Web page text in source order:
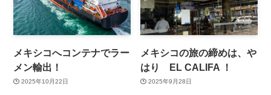
メキシコへコンテナでラー
メン輸出！
2025年10月22日
メキシコの旅の締めは、や
はり EL CALIFA ！
2025年9月28日